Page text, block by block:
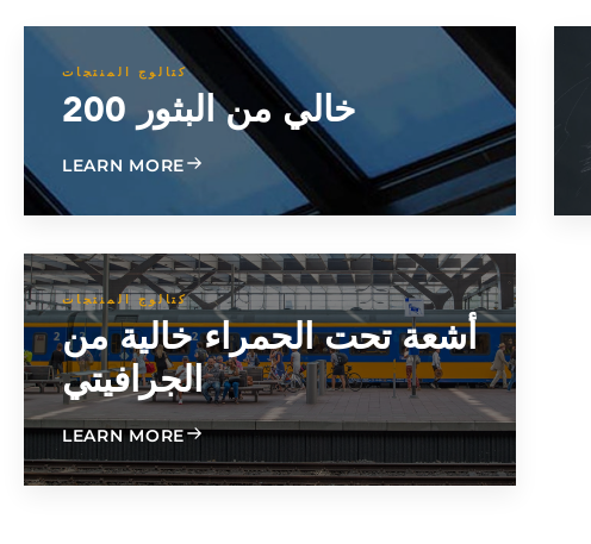
كتالوج المنتجات
خالي من البثور 200
LEARN MOREABOUT BLISTER FREE 200
كتالوج المنتجات
أشعة تحت الحمراء خالية من
الجرافيتي
LEARN MOREABOUT GRAFFITI FREE IR